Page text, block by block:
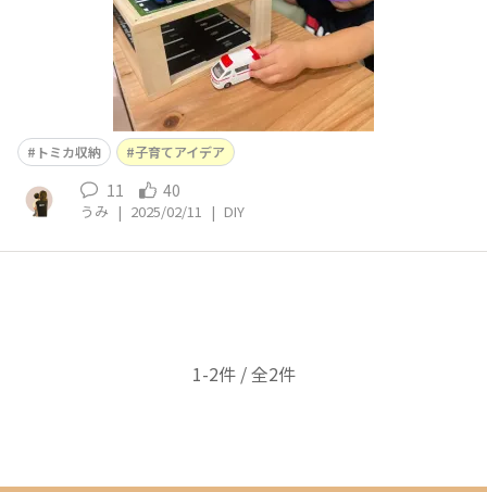
トミカ収納 子育てアイデア
11 40
うみ | 2025/02/11 | DIY
1-2件 / 全2件